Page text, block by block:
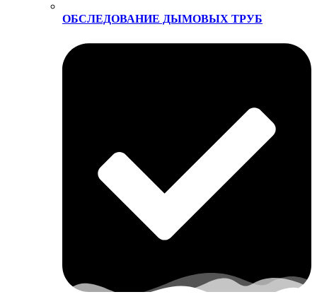
ОБСЛЕДОВАНИЕ ДЫМОВЫХ ТРУБ